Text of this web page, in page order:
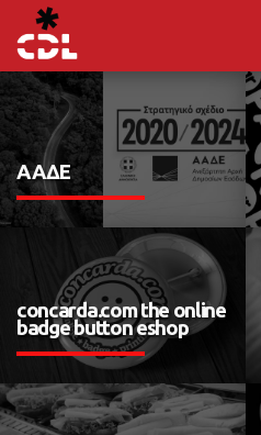
ΑΑΔΕ
concarda.com the online
badge button eshop